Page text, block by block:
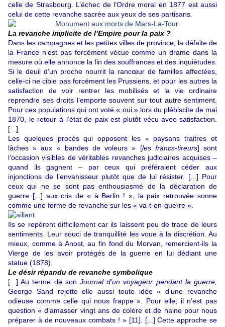
celle de Strasbourg. L’échec de l’Ordre moral en 1877 est aussi
celui de cette revanche sacrée aux yeux de ses partisans.
La revanche implicite de l’Empire pour la paix ?
Dans les campagnes et les petites villes de province, la défaite de
la France n’est pas forcément vécue comme un drame dans la
mesure où elle annonce la fin des souffrances et des inquiétudes.
Si le deuil d’un proche nourrit la rancœur de familles affectées,
celle-ci ne cible pas forcément les Prussiens, et pour les autres la
satisfaction de voir rentrer les mobilisés et la vie ordinaire
reprendre ses droits l’emporte souvent sur tout autre sentiment.
Pour ces populations qui ont voté « oui » lors du plébiscite de mai
1870, le retour à l’état de paix est plutôt vécu avec satisfaction.
[...]
Les quelques procès qui opposent les « paysans traitres et
lâches » aux « bandes de voleurs » [les francs-tireurs] sont
l’occasion visibles de véritables revanches judiciaires acquises –
quand ils gagnent – par ceux qui préféraient céder aux
injonctions de l’envahisseur plutôt que de lui résister. [...] Pour
ceux qui ne se sont pas enthousiasmé de la déclaration de
guerre [...] aux cris de « à Berlin ! », la paix retrouvée sonne
comme une forme de revanche sur les « va-t-en-guerre ».
Ils se repèrent difficilement car ils laissent peu de trace de leurs
sentiments. Leur souci de tranquillité les voue à la discrétion . Au
mieux, comme à Anost, au fin fond du Morvan, remercient-ils la
Vierge de les avoir protégés de la guerre en lui dédiant une
statue (1878).
Le désir répandu de revanche symbolique
[ ...] Au terme de son Journal d’un voyageur pendant la guerre,
George Sand rejette elle aussi toute idée « d’une revanche
odieuse comme celle qui nous frappe ». Pour elle, il n’est pas
question « d’amasser vingt ans de colère et de haine pour nous
préparer à de nouveaux combats ! » [11] . [...] Cette approche se